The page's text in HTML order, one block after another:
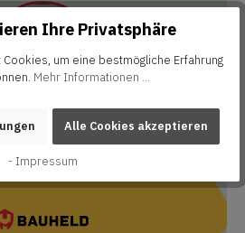
Ihre Privatsphäre
um eine bestmögliche Erfahrung
Mehr Informationen ...
Alle Cookies akzeptieren
- Impressum